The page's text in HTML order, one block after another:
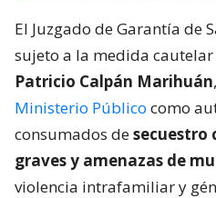
El Juzgado de Garantía de
sujeto a la medida
Patricio Calpán Marihuán
Ministerio Público como
consumados desecuestro
graves y amenazas de
violencia intrafamiliar y